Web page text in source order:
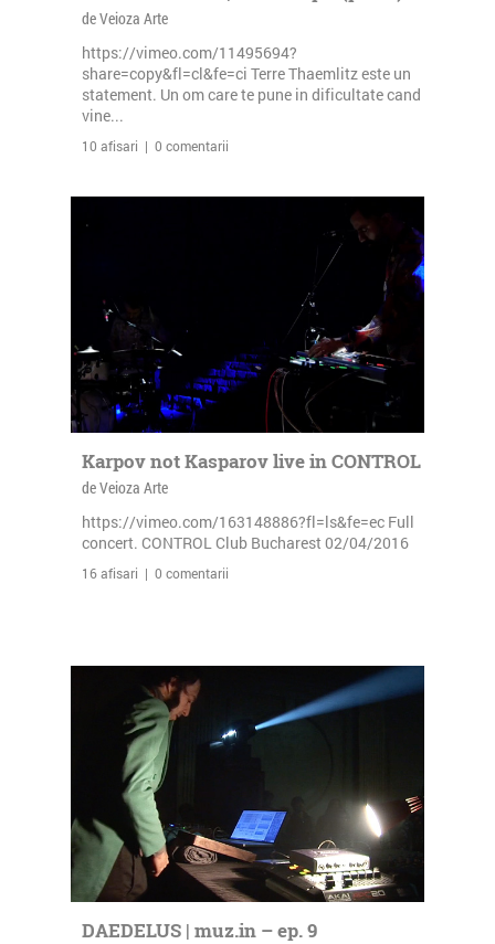
de Veioza Arte
https://vimeo.com/11495694?
share=copy&fl=cl&fe=ci Terre Thaemlitz este un
statement. Un om care te pune in dificultate cand
vine...
10 afisari | 0 comentarii
Karpov not Kasparov live in CONTROL
de Veioza Arte
https://vimeo.com/163148886?fl=ls&fe=ec Full
concert. CONTROL Club Bucharest 02/04/2016
16 afisari | 0 comentarii
DAEDELUS | muz.in – ep. 9